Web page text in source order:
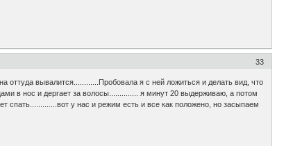
33
оттуда вывалится............Пробовала я с ней ложиться и делать вид, что
в нос и дергает за волосы.............. я минут 20 выдерживаю, а потом
спать.............вот у нас и режим есть и все как положено, но засыпаем